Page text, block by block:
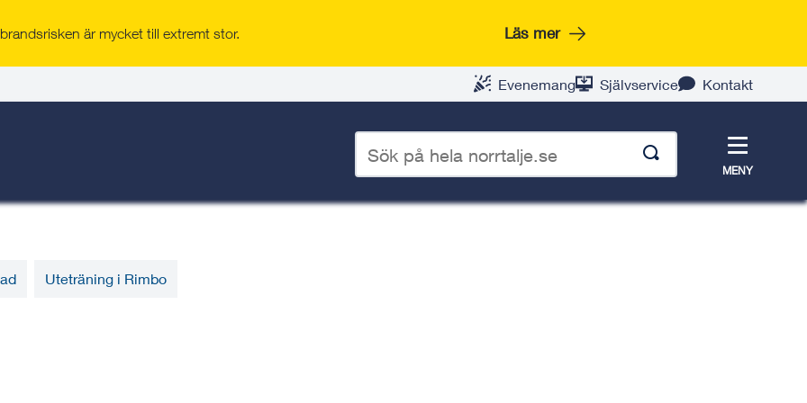
är mycket till extremt stor. Läs mer
Evenemang Självservice Kontakt
sökord
desktop
Meny
MENY
/ Uteträning
stad och tätorterna
spontanidrottsplats och
Uteträning i Rimbo